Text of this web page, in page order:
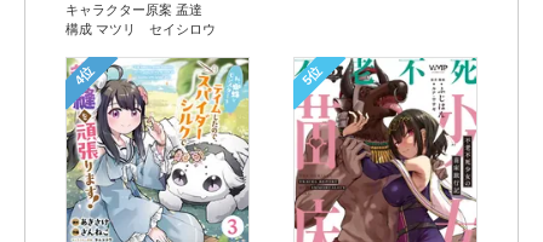
キャラクター原案 孟達
構成 マツリ セイシロウ
4位 5位